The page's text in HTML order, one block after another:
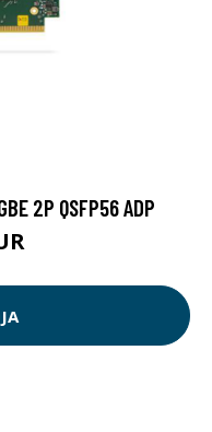
2P QSFP56 ADP